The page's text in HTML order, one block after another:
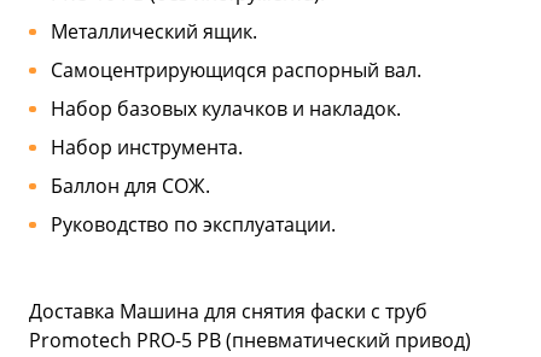
Металлический ящик.
Самоцентрирующиqся распорный вал.
Набор базовых кулачков и накладок.
Набор инструмента.
Баллон для СОЖ.
Руководство по эксплуатации.
Доставка Машина для снятия фаски с труб
Promotech PRO-5 PB (пневматический привод)